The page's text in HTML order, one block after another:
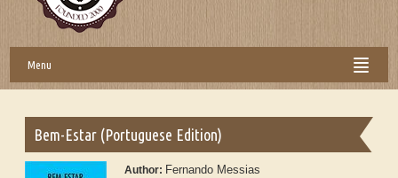
Menu
Bem-Estar (Portuguese Edition)
Author: Fernando Messias